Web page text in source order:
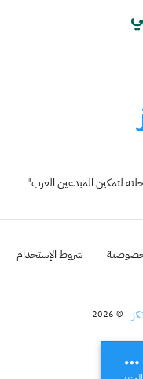
لتمكين المبدعين العرب"
شروط الإستخدام
© 2026